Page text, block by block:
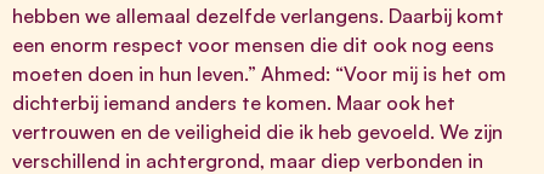
hebben we allemaal dezelfde verlangens. Daarbij komt
een enorm respect voor mensen die dit ook nog eens
moeten doen in hun leven.” Ahmed: “Voor mij is het om
dichterbij iemand anders te komen. Maar ook het
vertrouwen en de veiligheid die ik heb gevoeld. We zijn
verschillend in achtergrond, maar diep verbonden in